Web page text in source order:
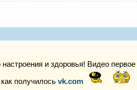
настроения и здоровья! Видео
получилось vk.com